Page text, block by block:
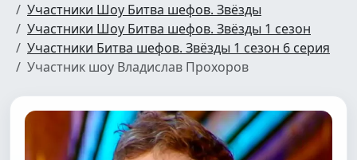
Участники Шоу Битва шефов. Звёзды
Участники Шоу Битва шефов. Звёзды 1 сезон
Участники Битва шефов. Звёзды 1 сезон 6 серия
Участник шоу Владислав Прохоров